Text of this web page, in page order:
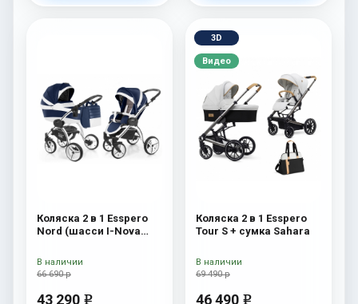
Коляска 2 в 1 Esspero
Nord (шасси I-Nova
66 690 р
43 290 e
В наличии
3D
Видео
Коляска 2 в 1 Esspero
Tour S + сумка Sahara
69 490 р
46 490 e
В наличии